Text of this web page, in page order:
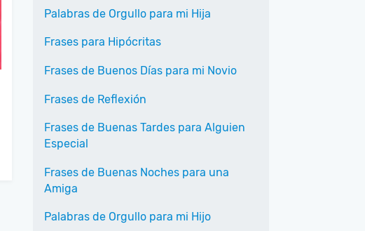
Palabras de Orgullo para mi Hija
Frases para Hipócritas
Frases de Buenos Días para mi Novio
Frases de Reflexión
Frases de Buenas Tardes para Alguien
Especial
Frases de Buenas Noches para una
Amiga
Palabras de Orgullo para mi Hijo